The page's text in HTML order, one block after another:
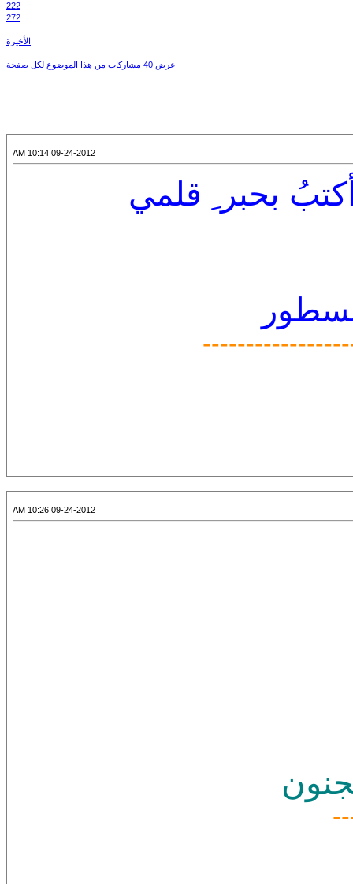
222
272
الأخيرة
عرض 40 مشاركات من هذا الموضوع لكل صفحة
09-24-2012 10:14 AM
بحبر ِ قلمي
09-24-2012 10:26 AM